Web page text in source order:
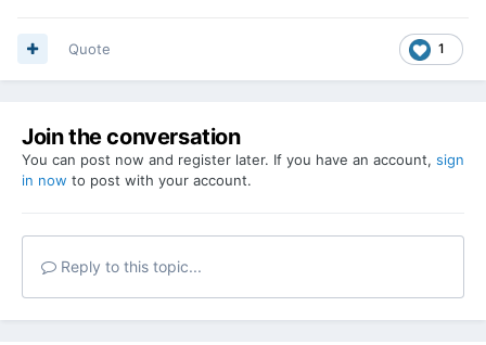
1
Quote
Join the conversation
You can post now and register later. If you have an account, sign
in now to post with your account.
Reply to this topic...